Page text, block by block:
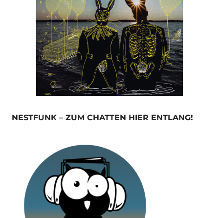
NESTFUNK – ZUM CHATTEN HIER ENTLANG!